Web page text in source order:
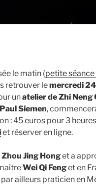
le matin (petite séance
retrouver lemercredi
unatelier de Zhi Neng
Siemen,
: 45 euros pour 3
et réserver en ligne.
Zhou Jing Honget a
Wei Qi Fenget en
ailleurs praticien en